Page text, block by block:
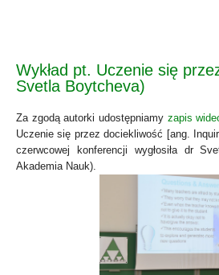
Wykład pt. Uczenie się
Svetla Boytcheva)
Za zgo­dą autor­ki udo­stęp­nia­my zapis
Ucze­nie się przez docie­kli­wość [ang.
czerw­co­wej kon­fe­ren­cji wygło­si­ła dr
Aka­de­mia Nauk).